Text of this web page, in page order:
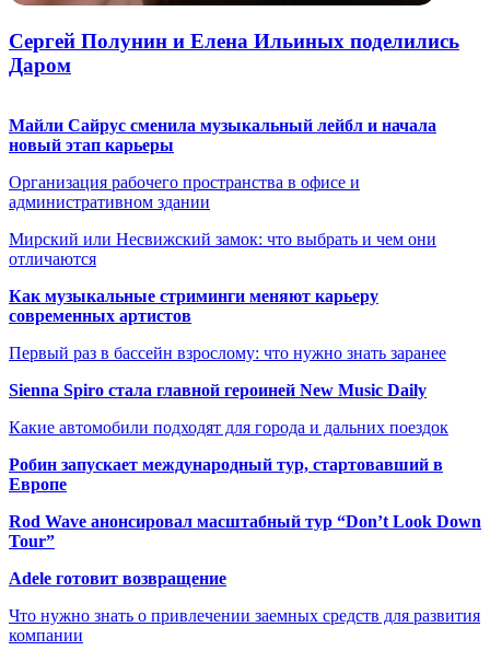
Сергей Полунин и Елена Ильиных поделились
Даром
Майли Сайрус сменила музыкальный лейбл и начала
новый этап карьеры
Организация рабочего пространства в офисе и
административном здании
Мирский или Несвижский замок: что выбрать и чем они
отличаются
Как музыкальные стриминги меняют карьеру
современных артистов
Первый раз в бассейн взрослому: что нужно знать заранее
Sienna Spiro стала главной героиней New Music Daily
Какие автомобили подходят для города и дальних поездок
Робин запускает международный тур, стартовавший в
Европе
Rod Wave анонсировал масштабный тур “Don’t Look Down
Tour”
Adele готовит возвращение
Что нужно знать о привлечении заемных средств для развития
компании